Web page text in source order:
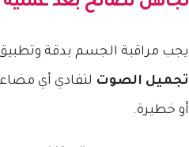
يجب مراقبة الجسم بدقة
تجميل الصوت لتفادي أي
أو خطيرة.